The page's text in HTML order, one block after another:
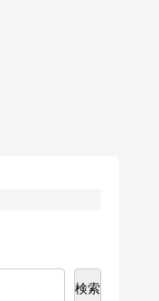
検索